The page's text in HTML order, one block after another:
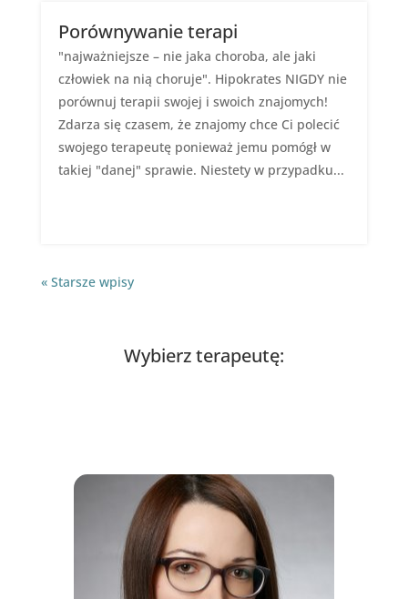
Porównywanie terapi
"najważniejsze – nie jaka choroba, ale jaki
człowiek na nią choruje". Hipokrates NIGDY nie
porównuj terapii swojej i swoich znajomych!
Zdarza się czasem, że znajomy chce Ci polecić
swojego terapeutę ponieważ jemu pomógł w
takiej "danej" sprawie. Niestety w przypadku...
« Starsze wpisy
Wybierz terapeutę: